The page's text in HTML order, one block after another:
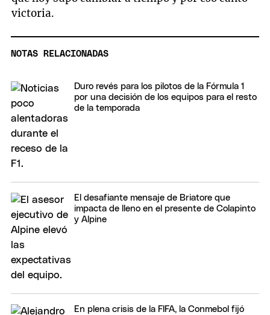
victoria.
NOTAS RELACIONADAS
Duro revés para los pilotos de la Fórmula 1
por una decisión de los equipos para el resto
de la temporada
El desafiante mensaje de Briatore que
impacta de lleno en el presente de Colapinto
y Alpine
En plena crisis de la FIFA, la Conmebol fijó